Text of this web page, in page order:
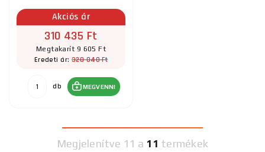
Akciós ár
310 435 Ft
Megtakarít 9 605 Ft
Eredeti ár: 320 040 Ft
db MEGVENNI
Megjelenítve 11 a 11 termékek